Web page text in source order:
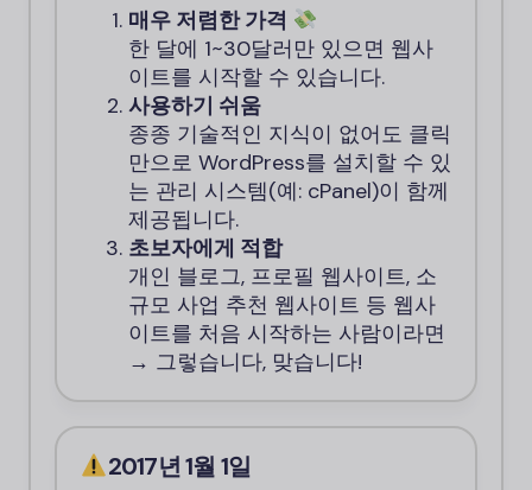
매우 저렴한 가격
한 달에 1~30달러만 있으면 웹사
이트를 시작할 수 있습니다.
사용하기 쉬움
종종 기술적인 지식이 없어도 클릭
만으로 WordPress를 설치할 수 있
는 관리 시스템(예: cPanel)이 함께
제공됩니다.
초보자에게 적합
개인 블로그, 프로필 웹사이트, 소
규모 사업 추천 웹사이트 등 웹사
이트를 처음 시작하는 사람이라면
→ 그렇습니다, 맞습니다!
2017년 1월 1일